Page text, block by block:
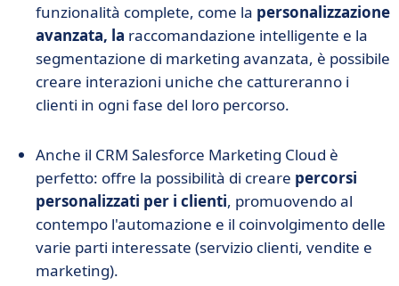
funzionalità complete, come la personalizzazione
avanzata, la raccomandazione intelligente e la
segmentazione di marketing avanzata, è possibile
creare interazioni uniche che cattureranno i
clienti in ogni fase del loro percorso.
Anche il CRM Salesforce Marketing Cloud è
perfetto: offre la possibilità di creare percorsi
personalizzati per i clienti, promuovendo al
contempo l'automazione e il coinvolgimento delle
varie parti interessate (servizio clienti, vendite e
marketing).